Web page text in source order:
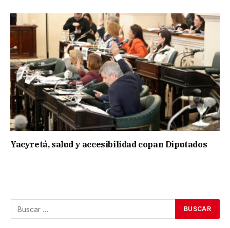
Yacyretá, salud y accesibilidad copan Diputados